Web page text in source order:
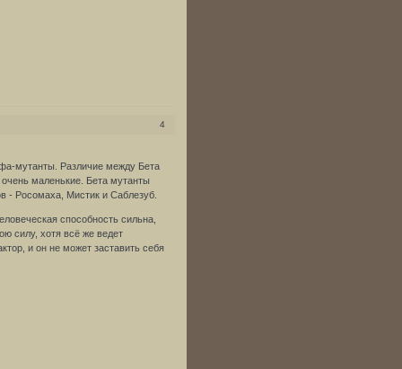
4
мутанты. Различие между Бета
маленькие. Бета мутанты
- Росомаха, Мистик и Саблезуб.
способность сильна,
силу, хотя всё же ведет
и он не может заставить себя